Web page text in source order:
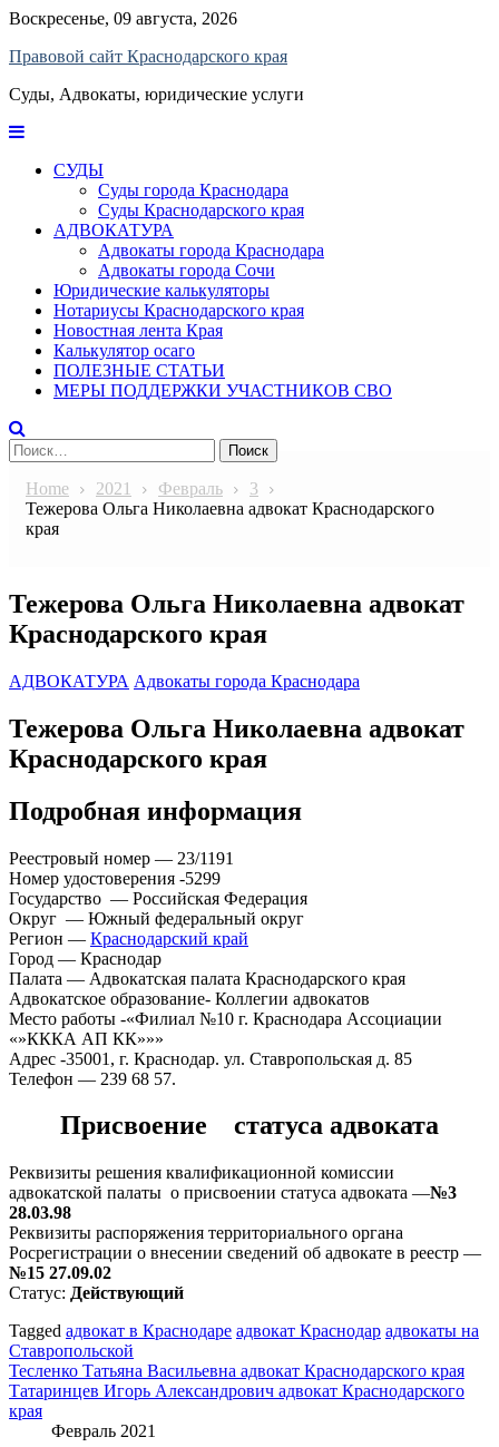
Skip
content
Воскресенье, 09 августа, 2026
Правовой сайт Краснодарского края
Суды, Адвокаты, юридические услуги
СУДЫ
Суды города Краснодара
Суды Краснодарского края
АДВОКАТУРА
Адвокаты города Краснодара
Адвокаты города Сочи
Юридические калькуляторы
Нотариусы Краснодарского края
Новостная лента Края
Калькулятор осаго
ПОЛЕЗНЫЕ СТАТЬИ
МЕРЫ ПОДДЕРЖКИ УЧАСТНИКОВ СВО
Найти:
Home 2021 Февраль
3
Тежерова Ольга Николаевна адвокат Краснодарского
края
Тежерова Ольга Николаевна адвокат
Краснодарского края
АДВОКАТУРА Адвокаты города Краснодара
Тежерова Ольга Николаевна адвокат
Краснодарского края
Подробная информация
Реестровый номер — 23/1191
Номер удостоверения -5299
Государство — Российская Федерация
Округ — Южный федеральный округ
Регион — Краснодарский край
Город — Краснодар
Палата — Адвокатская палата Краснодарского края
Адвокатское образование- Коллегии адвокатов
Место работы -«Филиал №10 г. Краснодара Ассоциации
«»КККА АП КК»»»
Адрес -35001, г. Краснодар. ул. Ставропольская д. 85
Телефон — 239 68 57.
Присвоение статуса адвоката
Реквизиты решения квалификационной комиссии
адвокатской палаты о присвоении статуса адвоката —№3
28.03.98
Реквизиты распоряжения территориального органа
Росрегистрации о внесении сведений об адвокате в реестр —
№15 27.09.02
Статус: Действующий
Tagged адвокат в Краснодаре адвокат Краснодар адвокаты на
Ставропольской
Навигация
по
записям
Тесленко Татьяна Васильевна адвокат Краснодарского края
Татаринцев Игорь Александрович адвокат Краснодарского
края
Февраль 2021